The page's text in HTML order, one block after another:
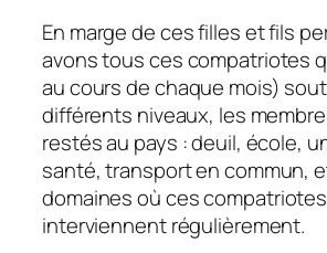
En marge de ces filles et fils
avons tous ces compatriotes
au cours de chaque mois)
différents niveaux, les
restés au pays : deuil, école,
santé, transport en commun,
domaines où ces compatriotes
interviennent régulièrement.